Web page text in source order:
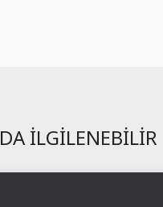
ILGILENEBILIR